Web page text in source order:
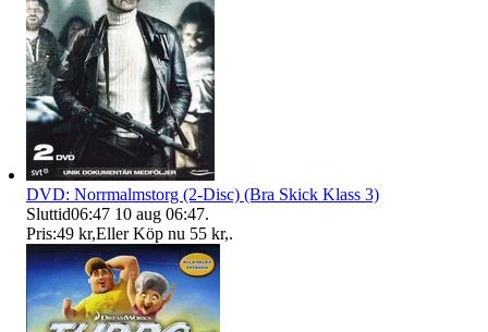
DVD: Norrmalmstorg (2-Disc) (Bra Skick Klass 3)
Sluttid06:47 10 aug 06:47.
Pris:49 kr,Eller Köp nu 55 kr,.